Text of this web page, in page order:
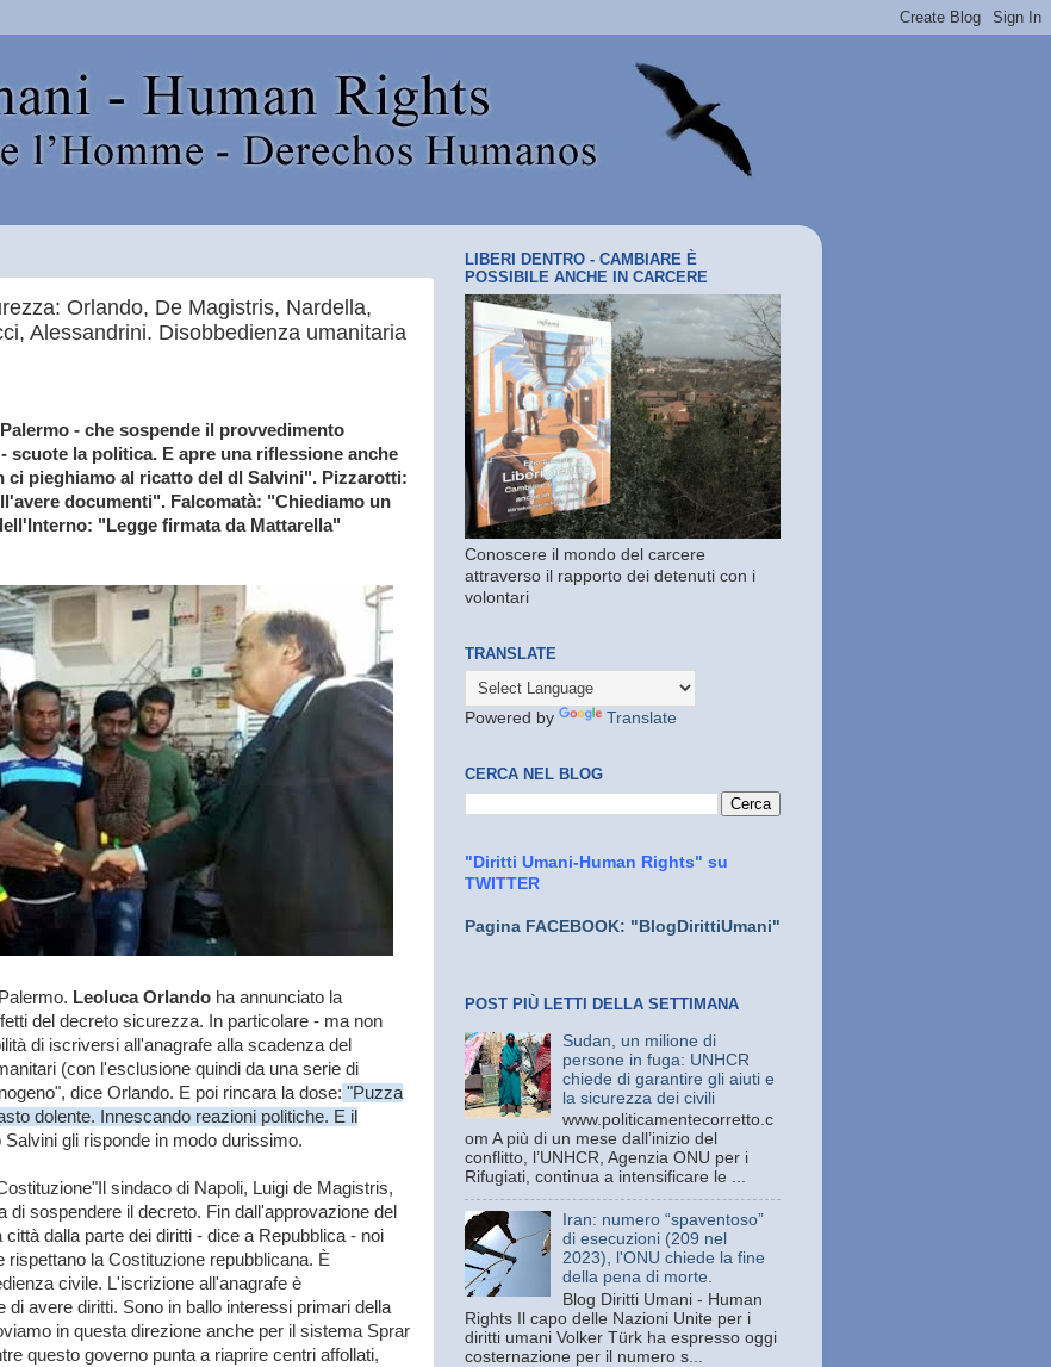
Orlando, De Magistris, Nardella,
Alessandrini. Disobbedienza umanitaria
- che sospende il provvedimento
scuote la politica. E apre una riflessione anche
pieghiamo al ricatto del dl Salvini". Pizzarotti:
documenti". Falcomatà: "Chiediamo un
"Legge firmata da Mattarella"
Leoluca Orlando ha annunciato la
del decreto sicurezza. In particolare - ma non
di iscriversi all'anagrafe alla scadenza del
(con l'esclusione quindi da una serie di
dice Orlando. E poi rincara la dose: "Puzza
dolente. Innescando reazioni politiche. E il
Salvini gli risponde in modo durissimo.
sindaco di Napoli, Luigi de Magistris,
di sospendere il decreto. Fin dall'approvazione del
dalla parte dei diritti - dice a Repubblica - noi
la Costituzione repubblicana. È
civile. L'iscrizione all'anagrafe è
di avere diritti. Sono in ballo interessi primari della
in questa direzione anche per il sistema Sprar
questo governo punta a riaprire centri affollati,
LIBERI DENTRO - CAMBIARE È
POSSIBILE ANCHE IN CARCERE
Conoscere il mondo del carcere
attraverso il rapporto dei detenuti con i
volontari
TRANSLATE
Powered by Translate
CERCA NEL BLOG
"Diritti Umani-Human Rights" su
TWITTER
Pagina FACEBOOK: "BlogDirittiUmani"
POST PIÙ LETTI DELLA SETTIMANA
Sudan, un milione di
persone in fuga: UNHCR
chiede di garantire gli aiuti e
la sicurezza dei civili
www.politicamentecorretto.c
om A più di un mese dall’inizio del
conflitto, l’UNHCR, Agenzia ONU per i
Rifugiati, continua a intensificare le ...
Iran: numero “spaventoso”
di esecuzioni (209 nel
2023), l'ONU chiede la fine
della pena di morte.
Blog Diritti Umani - Human
Rights Il capo delle Nazioni Unite per i
diritti umani Volker Türk ha espresso oggi
costernazione per il numero s...